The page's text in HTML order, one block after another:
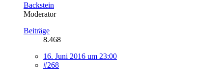
Backstein
Moderator
Beiträge
8.468
16. Juni 2016 um 23:00
#268